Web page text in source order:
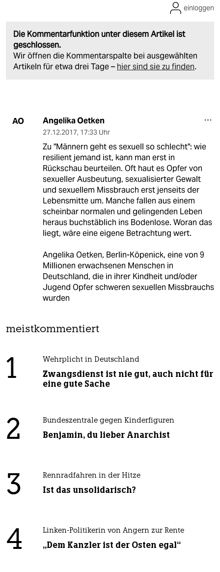
Die Kommentarfunktion unter diesem Artikel ist
geschlossen.
Wir öffnen die Kommentarspalte bei ausgewählten
Artikeln für etwa drei Tage – hier sind sie zu finden.
einloggen
AO Angelika Oetken
27.12.2017, 17:33 Uhr
Zu "Männern geht es sexuell so schlecht": wie
resilient jemand ist, kann man erst in
Rückschau beurteilen. Oft haut es Opfer von
sexueller Ausbeutung, sexualisierter Gewalt
und sexuellem Missbrauch erst jenseits der
Lebensmitte um. Manche fallen aus einem
scheinbar normalen und gelingenden Leben
heraus buchstäblich ins Bodenlose. Woran das
liegt, wäre eine eigene Betrachtung wert.
Angelika Oetken, Berlin-Köpenick, eine von 9
Millionen erwachsenen Menschen in
Deutschland, die in ihrer Kindheit und/oder
Jugend Opfer schweren sexuellen Missbrauchs
wurden
meistkommentiert
1 Wehrplicht in Deutschland
Zwangsdienst ist nie gut, auch nicht für
eine gute Sache
2 Bundeszentrale gegen Kinderfiguren
Benjamin, du lieber Anarchist
3 Rennradfahren in der Hitze
Ist das unsolidarisch?
4 Linken-Politikerin von Angern zur Rente
„Dem Kanzler ist der Osten egal“